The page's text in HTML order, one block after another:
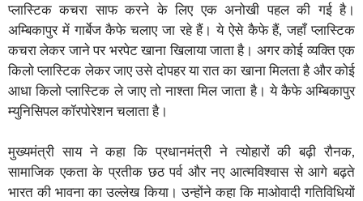
प्लास्टिक कचरा साफ करने के लिए एक अनोखी पहल की गई है।
अम्बिकापुर में गार्बेज कैफे चलाए जा रहे हैं। ये ऐसे कैफे हैं, जहाँ प्लास्टिक
कचरा लेकर जाने पर भरपेट खाना खिलाया जाता है। अगर कोई व्यक्ति एक
किलो प्लास्टिक लेकर जाए उसे दोपहर या रात का खाना मिलता है और कोई
आधा किलो प्लास्टिक ले जाए तो नाश्ता मिल जाता है। ये कैफे अम्बिकापुर
म्युनिसिपल कॉरपोरेशन चलाता है।
मुख्यमंत्री साय ने कहा कि प्रधानमंत्री ने त्योहारों की बढ़ी रौनक,
सामाजिक एकता के प्रतीक छठ पर्व और नए आत्मविश्वास से आगे बढ़ते
भारत की भावना का उल्लेख किया। उन्होंने कहा कि माओवादी गतिविधियों